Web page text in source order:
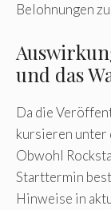
Belohnungen
und das
Da die
kursieren unter
Obwohl
Starttermin
Hinweise in